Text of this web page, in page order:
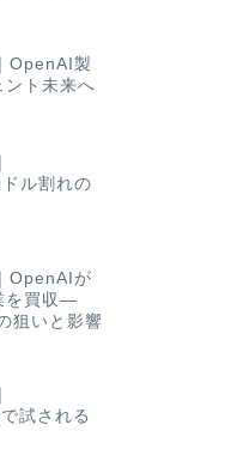
OpenAI製
ント未来へ
ル割れの
OpenAIが
を買収—
狙いと影響
試される